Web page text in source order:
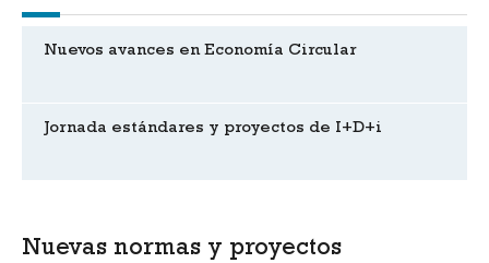
Nuevos avances en Economía Circular
Jornada estándares y proyectos de I+D+i
Nuevas normas y proyectos